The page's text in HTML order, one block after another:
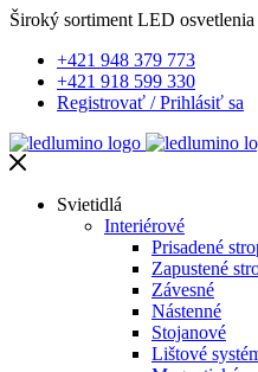
Široký sortiment LED osvetlenia
+421 948 379 773
+421 918 599 330
Registrovať /Prihlásiť sa
Svietidlá
Interiérové
Prisadené
Zapustené
Závesné
Nástenné
Stojanové
Lištové